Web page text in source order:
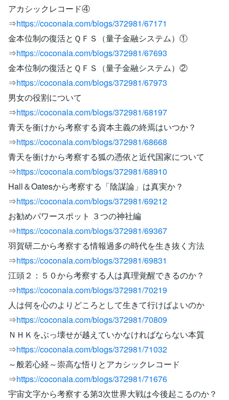
アカシックレコード④
⇒https://coconala.com/blogs/372981/67171
金本位制の復活とＱＦＳ（量子金融システム）①
⇒https://coconala.com/blogs/372981/67693
金本位制の復活とＱＦＳ（量子金融システム）②
⇒https://coconala.com/blogs/372981/67973
男女の役割について
⇒https://coconala.com/blogs/372981/68197
青天を衝けから考察する資本主義の終焉はいつか？
⇒https://coconala.com/blogs/372981/68668
青天を衝けから考察する狐の憑依と近代国家について
⇒https://coconala.com/blogs/372981/68910
Hall＆Oatesから考察する「陰謀論」は真実か？
⇒https://coconala.com/blogs/372981/69212
お勧めパワースポット ３つの神社編
⇒https://coconala.com/blogs/372981/69367
羽賀研二から考察する情報過多の時代を生き抜く方法
⇒https://coconala.com/blogs/372981/69831
江頭２：５０から考察する人は真理覚醒できるのか？
⇒https://coconala.com/blogs/372981/70219
人は何を心のよりどころとして生きて行けばよいのか
⇒https://coconala.com/blogs/372981/70809
ＮＨＫをぶっ壊せが越えていかなければならない本質
⇒https://coconala.com/blogs/372981/71032
～般若心経～崇高な悟りとアカシックレコード
⇒https://coconala.com/blogs/372981/71676
宇宙文字から考察する第3次世界大戦は今後起こるのか？